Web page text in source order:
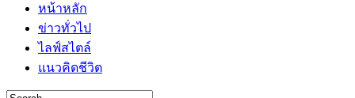
หน้าหลัก
ข่าวทั่วไป
ไลฟ์สไตล์
แนวคิดชีวิต